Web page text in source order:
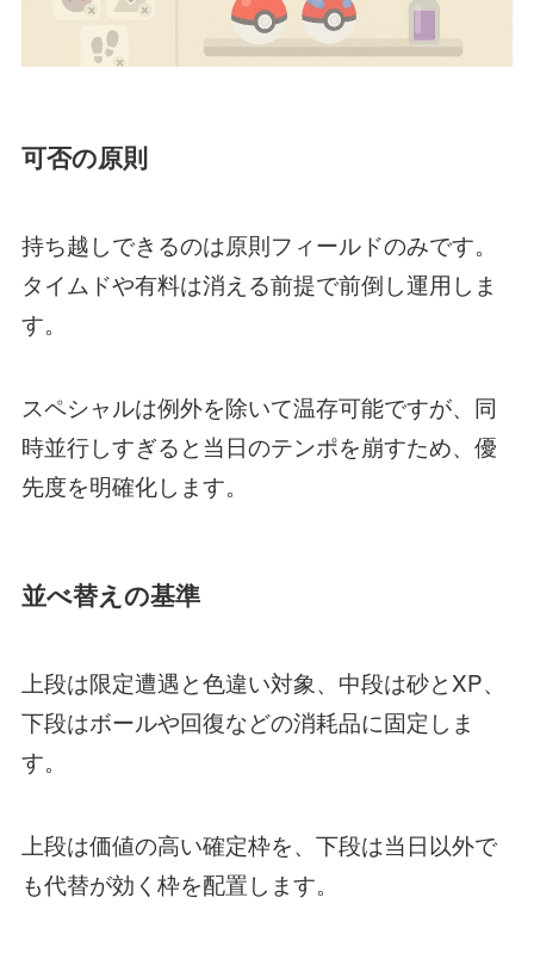
可否の原則
持ち越しできるのは原則フィールドのみです。
タイムドや有料は消える前提で前倒し運用しま
す。
スペシャルは例外を除いて温存可能ですが、同
時並行しすぎると当日のテンポを崩すため、優
先度を明確化します。
並べ替えの基準
上段は限定遭遇と色違い対象、中段は砂とXP、
下段はボールや回復などの消耗品に固定しま
す。
上段は価値の高い確定枠を、下段は当日以外で
も代替が効く枠を配置します。